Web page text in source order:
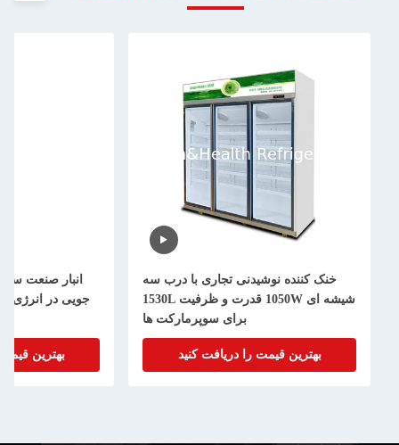
خنک کننده نوشیدنی تجاری با درب سه
شیشه ای 1050W قدرت و ظرفیت 1530L
برای سوپرمارکت ها
بهترین قیمت را دریافت کنید بهترین